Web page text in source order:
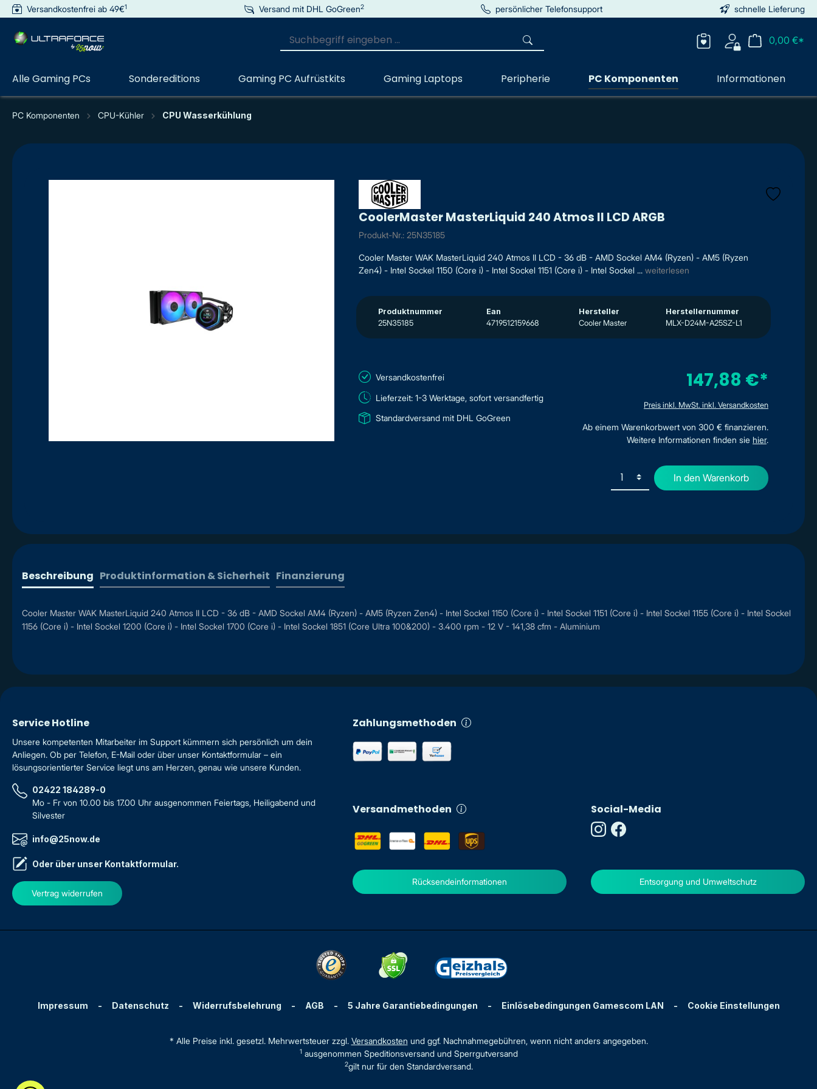
springen Zur Hauptnavigation springen
Versandkostenfrei ab 49€1 Versand mit DHL GoGreen2 persönlicher Telefonsupport schnelle Lieferung
0,00 €*
Alle Gaming PCs Sondereditions Gaming PC Aufrüstkits Gaming Laptops Peripherie PC Komponenten Informationen
PC Komponenten CPU-Kühler CPU Wasserkühlung
CoolerMaster MasterLiquid 240 Atmos II LCD ARGB
Produkt-Nr.: 25N35185
Cooler Master WAK MasterLiquid 240 Atmos II LCD - 36 dB - AMD Sockel AM4 (Ryzen) - AM5 (Ryzen
Zen4) - Intel Sockel 1150 (Core i) - Intel Sockel 1151 (Core i) - Intel Sockel ... weiterlesen
Produktnummer
25N35185
Ean
4719512159668
Hersteller
Cooler Master
Herstellernummer
MLX-D24M-A25SZ-L1
Versandkostenfrei
Lieferzeit: 1-3 Werktage, sofort versandfertig
Standardversand mit DHL GoGreen
147,88 €*
Preis inkl. MwSt. inkl. Versandkosten
Ab einem Warenkorbwert von 300 € finanzieren.
Weitere Informationen finden sie hier.
In den Warenkorb
Beschreibung Produktinformation & Sicherheit Finanzierung
Cooler Master WAK MasterLiquid 240 Atmos II LCD - 36 dB - AMD Sockel AM4 (Ryzen) - AM5 (Ryzen Zen4) - Intel Sockel 1150 (Core i) - Intel Sockel 1151 (Core i) - Intel Sockel 1155 (Core i) - Intel Sockel
1156 (Core i) - Intel Sockel 1200 (Core i) - Intel Sockel 1700 (Core i) - Intel Sockel 1851 (Core Ultra 100&200) - 3.400 rpm - 12 V - 141,38 cfm - Aluminium
Service Hotline
Unsere kompetenten Mitarbeiter im Support kümmern sich persönlich um dein
Anliegen. Ob per Telefon, E-Mail oder über unser Kontaktformular – ein
lösungsorientierter Service liegt uns am Herzen, genau wie unsere Kunden.
02422 184289-0
Mo - Fr von 10.00 bis 17.00 Uhr ausgenommen Feiertags, Heiligabend und
Silvester
info@25now.de
Oder über unser Kontaktformular.
Vertrag widerrufen
Zahlungsmethoden
Versandmethoden
Rücksendeinformationen Entsorgung und Umweltschutz
Social-Media
Impressum - Datenschutz - Widerrufsbelehrung - AGB - 5 Jahre Garantiebedingungen - Einlösebedingungen Gamescom LAN - Cookie Einstellungen
* Alle Preise inkl. gesetzl. Mehrwertsteuer zzgl. Versandkosten und ggf. Nachnahmegebühren, wenn nicht anders angegeben.
1ausgenommen Speditionsversand und Sperrgutversand
2gilt nur für den Standardversand.